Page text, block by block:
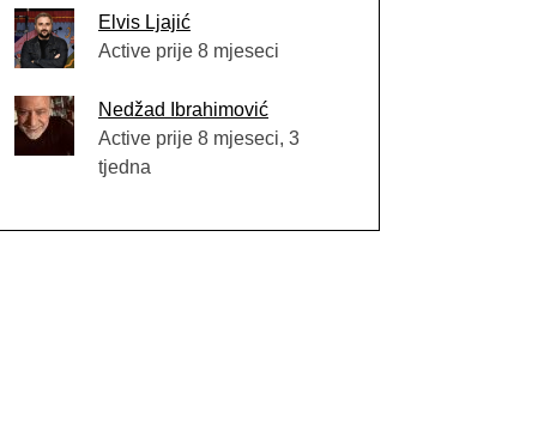
Elvis Ljajić
Active prije 8 mjeseci
Nedžad Ibrahimović
Active prije 8 mjeseci, 3
tjedna